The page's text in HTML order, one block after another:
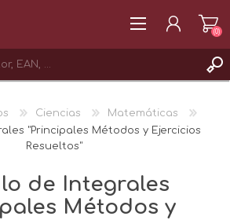
(0)
Ciencias
Matemáticas
"Principales Métodos y Ejercicios
Resueltos"
de Integrales
Métodos y